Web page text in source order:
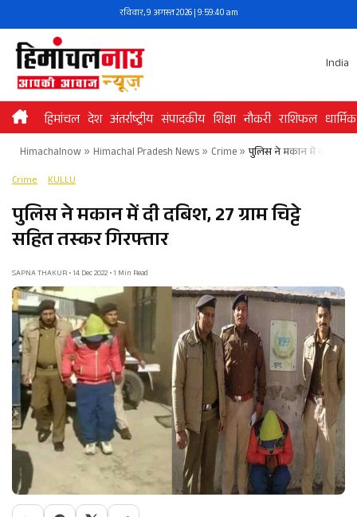
to
content
रविवार, 9 अगस्त 2026 | 9:59:40 am
India
हिमांचल देश अंतर्राष्ट्रीय संपादकीय शिक्षा नौकरी राशिफल धार्मिक
Himachalnow» Himachal Pradesh News» Crime» पुलिस ने मकान में दी दबिश,
Crime KULLU
पुलिस ने मकान में दी दबिश, 27 ग्राम चिट्टे
सहित तस्कर गिरफ्तार
SAPNA THAKUR • 14 Dec 2022 • 1 Min Read